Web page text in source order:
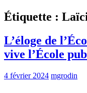
Étiquette :
L’éloge de
vive l’École
4 février 2024 mgrodin